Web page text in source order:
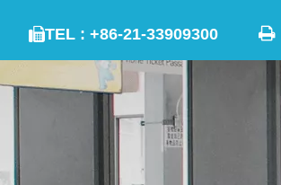
TEL : +86-21-33909300 